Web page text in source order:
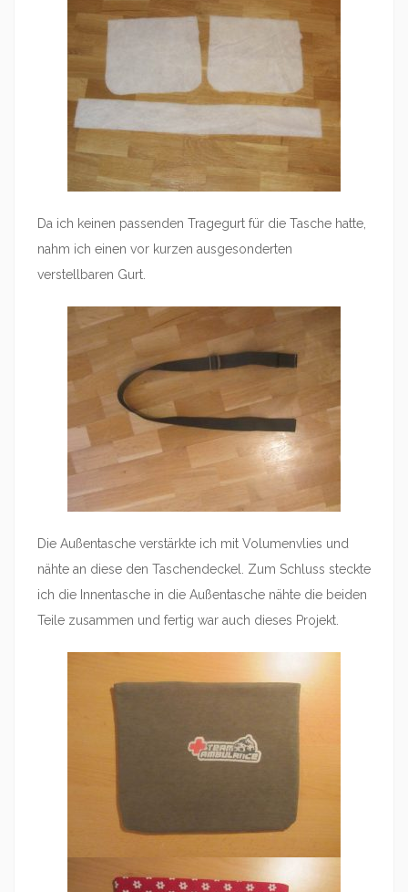
Da ich keinen passenden Tragegurt für die Tasche hatte,
nahm ich einen vor kurzen ausgesonderten
verstellbaren Gurt.
Die Außentasche verstärkte ich mit Volumenvlies und
nähte an diese den Taschendeckel. Zum Schluss steckte
ich die Innentasche in die Außentasche nähte die beiden
Teile zusammen und fertig war auch dieses Projekt.